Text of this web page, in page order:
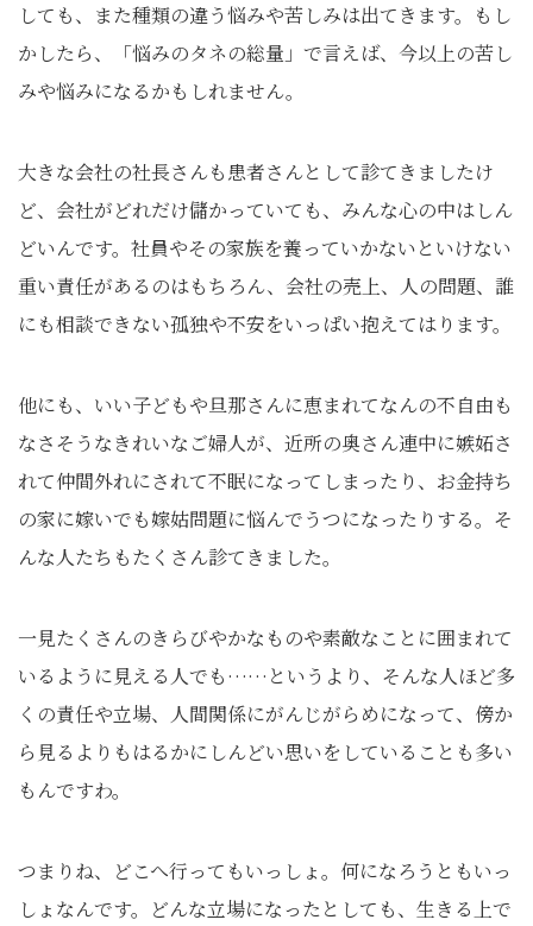
しても、また種類の違う悩みや苦しみは出てきます。もし
かしたら、「悩みのタネの総量」で言えば、今以上の苦し
みや悩みになるかもしれません。
大きな会社の社長さんも患者さんとして診てきましたけ
ど、会社がどれだけ儲かっていても、みんな心の中はしん
どいんです。社員やその家族を養っていかないといけない
重い責任があるのはもちろん、会社の売上、人の問題、誰
にも相談できない孤独や不安をいっぱい抱えてはります。
他にも、いい子どもや旦那さんに恵まれてなんの不自由も
なさそうなきれいなご婦人が、近所の奥さん連中に嫉妬さ
れて仲間外れにされて不眠になってしまったり、お金持ち
の家に嫁いでも嫁姑問題に悩んでうつになったりする。そ
んな人たちもたくさん診てきました。
一見たくさんのきらびやかなものや素敵なことに囲まれて
いるように見える人でも……というより、そんな人ほど多
くの責任や立場、人間関係にがんじがらめになって、傍か
ら見るよりもはるかにしんどい思いをしていることも多い
もんですわ。
つまりね、どこへ行ってもいっしょ。何になろうともいっ
しょなんです。どんな立場になったとしても、生きる上で